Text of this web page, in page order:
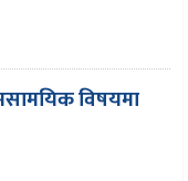
विषयमा